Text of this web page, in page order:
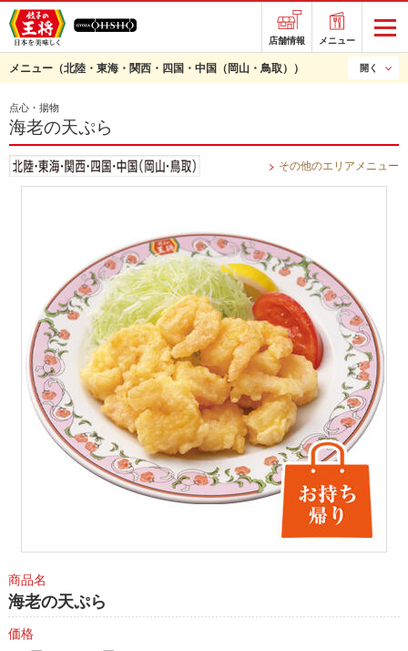
店舗情報 メニュー
海老の天ぷら
その他のエリアメニュー
点心・揚物
商品名
海老の天ぷら
価格
メニュー （北陸・東海・関西・四国・中国（岡山・鳥取）） 開く